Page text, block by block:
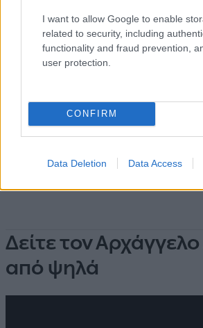
I want to allow Google to enable
related to security, including
functionality and fraud prevention,
user protection.
CONFIRM
Data Deletion Data Access
Δείτε τον
από ψηλά